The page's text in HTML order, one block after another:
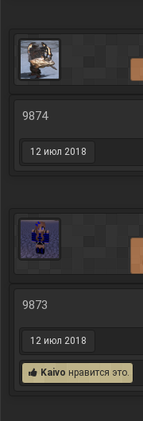
9874
12 июл 2018
9873
12 июл 2018
Kaivo нравится это.